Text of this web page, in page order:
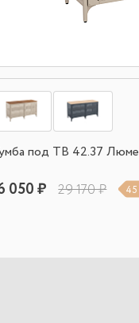
под ТВ 42.37
050 ₽ 29 170 ₽ 45